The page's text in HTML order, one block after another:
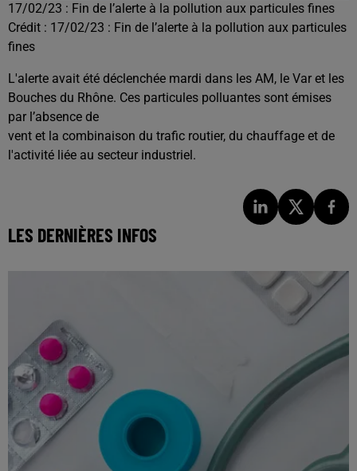
17/02/23 : Fin de l’alerte à la pollution aux particules fines
Crédit : 17/02/23 : Fin de l’alerte à la pollution aux particules
fines
L'alerte avait été déclenchée mardi dans les AM, le Var et les
Bouches du Rhône. Ces particules polluantes sont émises
par l’absence de
vent et la combinaison du trafic routier, du chauffage et de
l'activité liée au secteur industriel.
LES DERNIÈRES INFOS